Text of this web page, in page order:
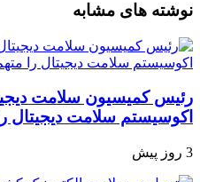
نوشته های مشابه
رئیس کمیسیون سلامت
اکوسیستم سلامت دیجیتال
3 روز پیش